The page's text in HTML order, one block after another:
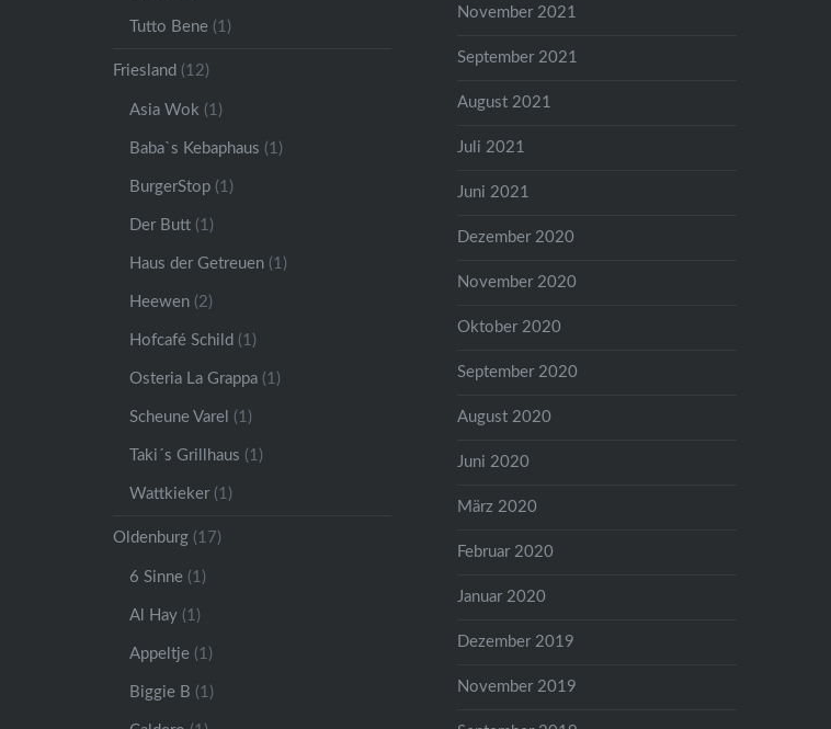
November 2021
September 2021
August 2021
Juli 2021
Juni 2021
Dezember 2020
November 2020
Oktober 2020
September 2020
August 2020
Juni 2020
März 2020
Februar 2020
Januar 2020
Dezember 2019
November 2019
Tutto Bene (1)
Friesland (12)
Asia Wok (1)
Baba`s Kebaphaus (1)
BurgerStop (1)
Der Butt (1)
Haus der Getreuen (1)
Heewen (2)
Hofcafé Schild (1)
Osteria La Grappa (1)
Scheune Varel (1)
Taki´s Grillhaus (1)
Wattkieker(1)
Oldenburg (17)
6 Sinne (1)
Al Hay (1)
Appeltje (1)
Biggie B (1)